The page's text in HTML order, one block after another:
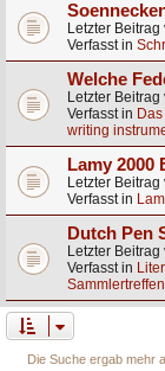
Letzter Beitrag
Verfasst in
Welche
Letzter Beitrag
Verfasst in
writing
Lamy 2000
Letzter Beitrag
Verfasst in
Dutch Pen
Letzter Beitrag
Verfasst in
Die Suche ergab mehr